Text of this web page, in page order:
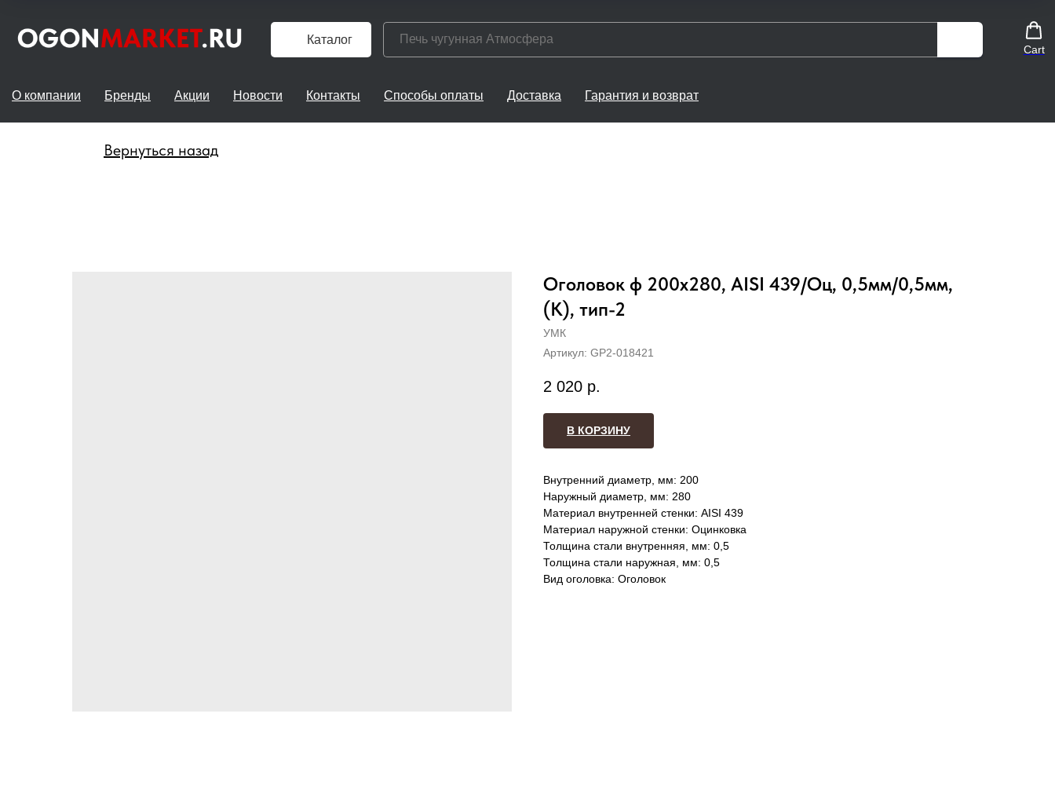
Каталог
Cart
О компании Бренды Акции Новости Контакты Способы оплаты Доставка Гарантия и возврат
Вернуться назад
Оголовок ф 200х280, AISI 439/Оц, 0,5мм/0,5мм,
(К), тип-2
УМК
Артикул: GP2-018421
2 020 р.
В КОРЗИНУ
Внутренний диаметр, мм: 200
Наружный диаметр, мм: 280
Материал внутренней стенки: AISI 439
Материал наружной стенки: Оцинковка
Толщина стали внутренняя, мм: 0,5
Толщина стали наружная, мм: 0,5
Вид оголовка: Оголовок